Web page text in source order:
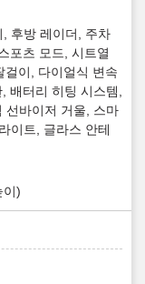
후방 레이더, 주차
포츠 모드, 시트열
걸이, 다이얼식 변속
배터리 히팅 시스템,
선바이저 거울, 스마
이트, 글라스 안테
이)